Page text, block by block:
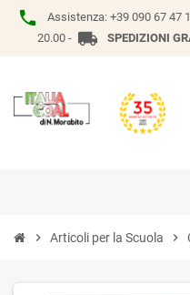
phone Assistenza: +39 090 67 47
20.00 - local_shipping SPEDIZIONI
chevron_right Articoli per la Scuola chevron_right